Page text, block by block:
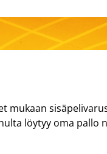
mukaan
löytyy oma pallo